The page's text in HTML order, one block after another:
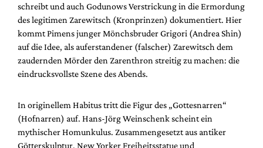
schreibt und auch Godunows Verstrickung in die Ermordung
des legitimen Zarewitsch (Kronprinzen) dokumentiert. Hier
kommt Pimens junger Mönchsbruder Grigori (Andrea Shin)
auf die Idee, als auferstandener (falscher) Zarewitsch dem
zaudernden Mörder den Zarenthron streitig zu machen: die
eindrucksvollste Szene des Abends.
In originellem Habitus tritt die Figur des „Gottesnarren“
(Hofnarren) auf. Hans-Jörg Weinschenk scheint ein
mythischer Homunkulus. Zusammengesetzt aus antiker
Götterskulptur, New Yorker Freiheitsstatue und